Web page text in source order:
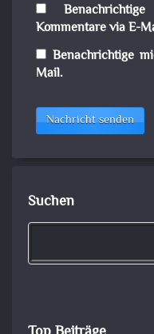
Kommentare via E-
Benachrichtige
Mail.
Nachricht senden
Suchen